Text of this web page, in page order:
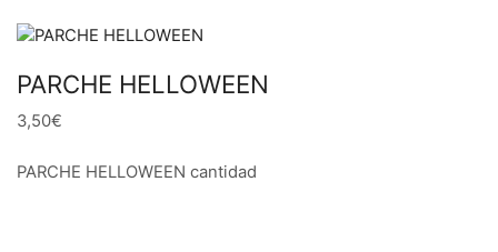
PARCHE HELLOWEEN
3,50€
PARCHE HELLOWEEN cantidad